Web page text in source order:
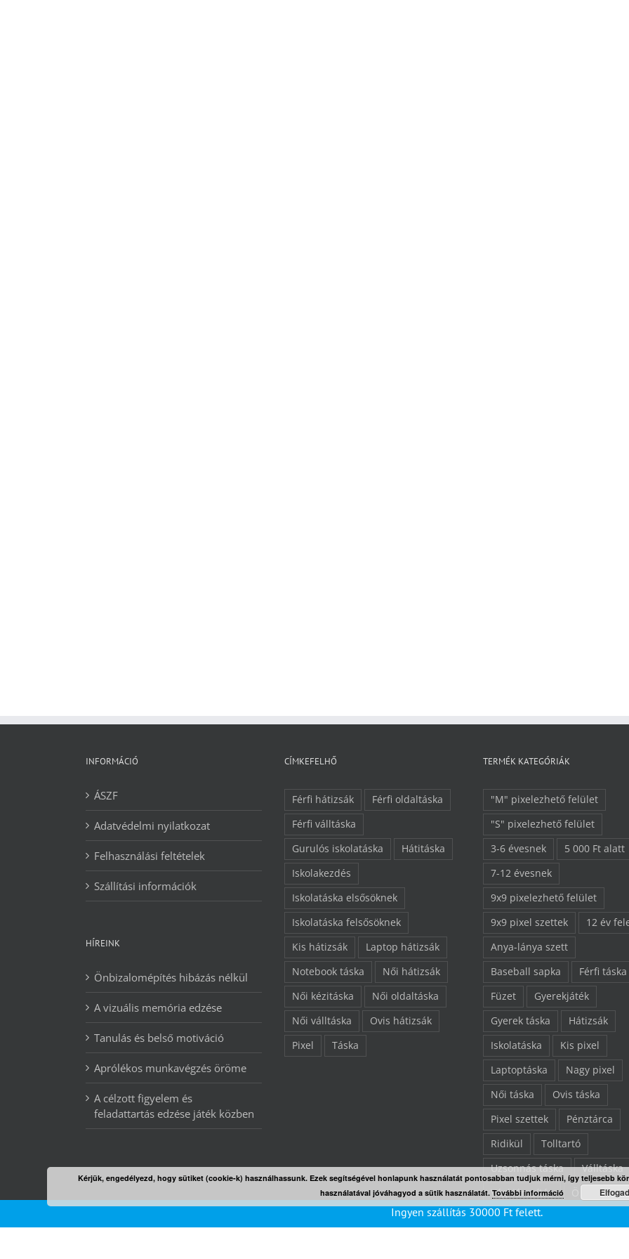
INFORMÁCIÓ
ÁSZF
Adatvédelmi nyilatkozat
Felhasználási feltételek
Szállítási információk
HÍREINK
Önbizalomépítés hibázás nélkül
A vizuális memória edzése
Tanulás és belső motiváció
Aprólékos munkavégzés öröme
A célzott figyelem és
feladattartás edzése játék közben
CÍMKEFELHŐ
Férfi hátizsák
Férfi oldaltáska
Férfi válltáska
Gurulós iskolatáska
Hátitáska
Iskolakezdés
Iskolatáska elsősöknek
Iskolatáska felsősöknek
Kis hátizsák
Laptop hátizsák
Notebook táska
Női hátizsák
Női kézitáska
Női oldaltáska
Női válltáska
Ovis hátizsák
Pixel
Táska
TERMÉK KATEGÓRIÁK
"M" pixelezhető felület
"S" pixelezhető felület
3-6 évesnek
5 000 Ft alatt
7-12 évesnek
9x9 pixelezhető felület
9x9 pixel szettek
12 év
Anya-lánya szett
Baseball sapka
Férfi táska
Füzet
Gyerekjáték
Gyerek táska
Hátizsák
Iskolatáska
Kis pixel
Laptoptáska
Nagy pixel
Női táska
Ovis táska
Pixel szettek
Pénztárca
Ridikül
Tolltartó
Uzsonnás táska
Válltáska
Végkiárusítás
Összes
“L” pixelezhető felület
Ingyen szállítás 30000 Ftfelett.
Kérjük, engedélyezd, hogy sütiket (cookie-k) használhassunk. Ezek segítségével honlapunk használatát pontosabban tudjuk mérni, így teljesebb
használatával jóváhagyod a sütik használatát. További információ Elfogad